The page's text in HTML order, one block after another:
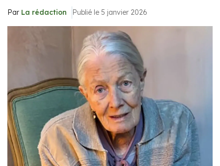
Par La rédaction Publié le 5 janvier 2026